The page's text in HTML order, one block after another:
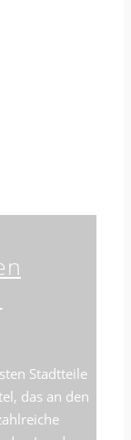
Stadtteile
das an den